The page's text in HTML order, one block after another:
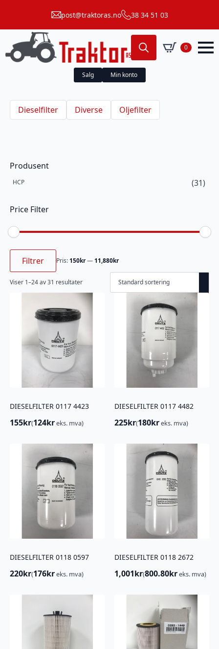
post@traktoras.no 38 34 51 03
Search
for:
0
Salg Min konto
Dieselfilter Diverse Oljefilter
Produsent
HCP (31)
Price Filter
Min.
Makspris
Filtrer Pris: 150kr— 11,880kr
Viser 1–24 av 31 resultater
DIESELFILTER 0117 4423
155kr(124kreks. mva)
DIESELFILTER 0117 4482
225kr(180kreks. mva)
DIESELFILTER 0118 0597
220kr(176kreks. mva)
DIESELFILTER 0118 2672
1,001kr(800.80kreks. mva)